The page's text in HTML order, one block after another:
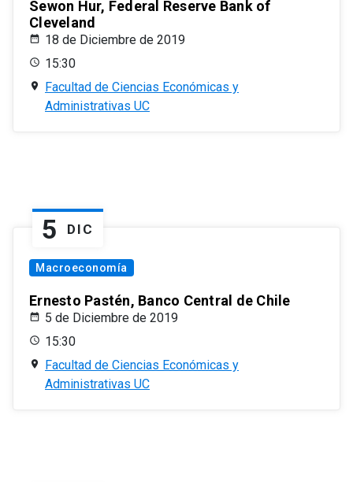
Sewon Hur, Federal Reserve Bank of
Cleveland
18 de Diciembre de 2019
15:30
Facultad de Ciencias Económicas y
Administrativas UC
5 DIC
Macroeconomía
Ernesto Pastén, Banco Central de Chile
5 de Diciembre de 2019
15:30
Facultad de Ciencias Económicas y
Administrativas UC